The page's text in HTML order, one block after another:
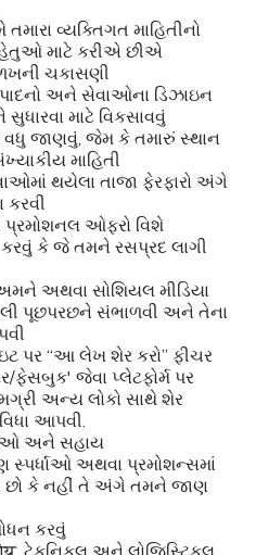
વ્યક્તિગત માહિતીનો
માટે કરીએ છીએ
ચકાસણી
અને સેવાઓના ડિઝાઇન
માટે વિકસાવવું
વધુ જાણવું, જેમ કે તમારું સ્થાન
માહિતી
થયેલા તાજા ફેરફારો અંગે
ઓફરો વિશે
કરવું કે જે તમને રસપ્રદ લાગી
અથવા સોશિયલ મીડિયા
પૂછપરછને સંભાળવી અને તેના
પર “આ લેખ શેર કરો” ફીચર
ફેસબુક' જેવા પ્લેટફોર્મ પર
અન્ય લોકો સાથે શેર
આપવી.
અને સહાય
સ્પર્ધાઓ અથવા પ્રમોશન્સમાં
કે નહીં તે અંગે તમને જાણ
કરવું